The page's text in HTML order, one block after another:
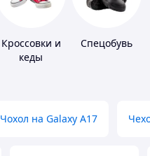
Кроссовки и
кеды
Спецобувь
Чохол на Galaxy A17